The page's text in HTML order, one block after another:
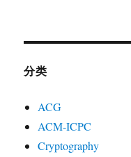
分类
ACG
ACM-ICPC
Cryptography